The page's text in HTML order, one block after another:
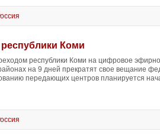
Коми
республики Коми на цифровое
на 9 дней прекратят свое вещание
передающих центров планируется